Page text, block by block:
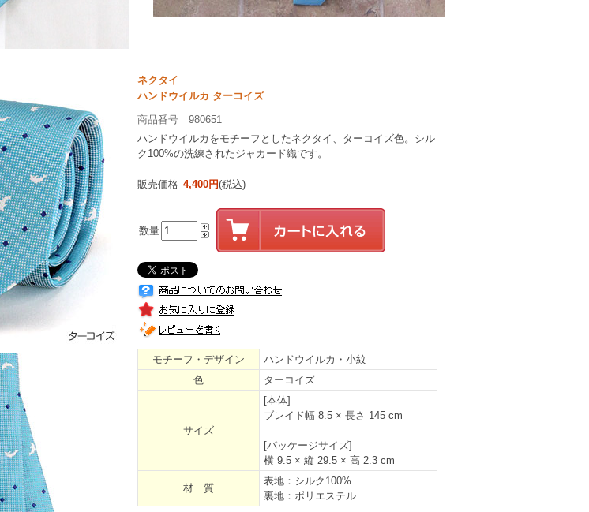
ネクタイ
ハンドウイルカ ターコイズ
商品番号 980651
ハンドウイルカをモチーフとしたネクタイ、ターコイズ色。シル
ク100%の洗練されたジャカード織です。
販売価格 4,400円(税込)
数量
モチーフ・デザイン
ハンドウイルカ・小紋
色
ターコイズ
サイズ
[本体]
ブレイド幅 8.5 × 長さ 145 cm
[パッケージサイズ]
横 9.5 × 縦 29.5 × 高 2.3 cm
材 質
表地：シルク100%
裏地：ポリエステル